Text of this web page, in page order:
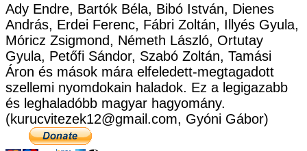
Ady Endre, Bartók Béla, Bibó István, Dienes
András, Erdei Ferenc, Fábri Zoltán, Illyés Gyula,
Móricz Zsigmond, Németh László, Ortutay
Gyula, Petőfi Sándor, Szabó Zoltán, Tamási
Áron és mások mára elfeledett-megtagadott
szellemi nyomdokain haladok. Ez a legigazabb
és leghaladóbb magyar hagyomány.
(kurucvitezek12@gmail.com, Gyóni Gábor)